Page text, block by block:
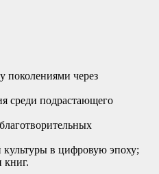
поколениями через
среди подрастающего
в цифровую эпоху;
книг.